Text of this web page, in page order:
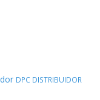
DPC DISTRIBUIDOR